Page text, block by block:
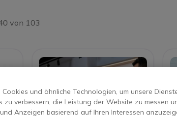
von 103
und ähnliche Technologien, um unsere
zu verbessern, die Leistung der Website zu messen
Anzeigen basierend auf Ihren Interessen